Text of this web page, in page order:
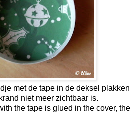
met de tape in de deksel plakken
niet meer zichtbaar is.
the tape is glued in the cover, the